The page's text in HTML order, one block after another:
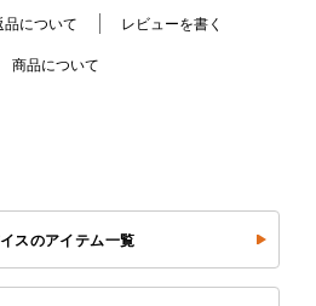
品について レビューを書く
商品について
スのアイテム一覧